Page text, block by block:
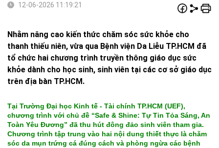
12-06-2026 11:19:21
Nhằm nâng cao kiến thức chăm sóc sức khỏe cho
thanh thiếu niên, vừa qua Bệnh viện Da Liễu TP.HCM đã
tổ chức hai chương trình truyền thông giáo dục sức
khỏe dành cho học sinh, sinh viên tại các cơ sở giáo dục
trên địa bàn TP.HCM.
Tại Trường Đại học Kinh tế - Tài chính TP.HCM (UEF),
chương trình với chủ đề “Safe & Shine: Tự Tin Tỏa Sáng, An
Toàn Yêu Đương” đã thu hút đông đảo sinh viên tham gia.
Chương trình tập trung vào hai nội dung thiết thực là chăm
sóc da mụn trứng cá đúng cách và phòng ngừa các bệnh